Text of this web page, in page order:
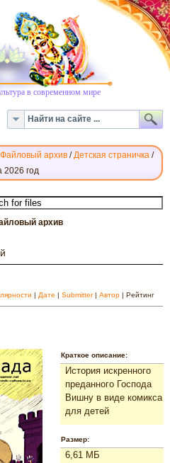
в современном мире
Файловый архив /Детская страничка /
2026 год
архив
| Дате | Submitter| Автор | Рейтинг
Краткое описание:
История искренного
преданного Господа
Вишну в виде комикса
для детей
Размер:
6,61 МБ